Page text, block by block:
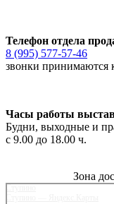
Телефон отдела
8 (995) 577-57-46
звонки принимаются
Часы работы
Будни, выходные и
с 9.00 до 18.00 ч.
Зона